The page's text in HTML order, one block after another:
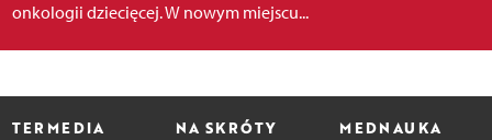
onkologii dziecięcej. W nowym miejscu...
TERMEDIA NA SKRÓTY MEDNAUKA